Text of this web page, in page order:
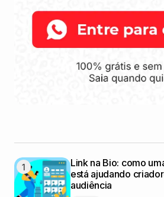
Link na Bio: como
está ajudando
audiência